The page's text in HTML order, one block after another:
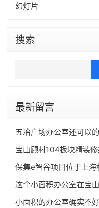
幻灯片
搜索
最新留言
五冶广场办公室还可以的
宝山顾村104板块精装
这个小面积办公室在宝
小面积的办公室确实不